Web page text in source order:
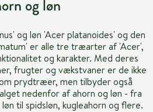
og løn
og løn 'Acer platanoides' og den
er alle tre træarter af 'Acer',
og karakter. Med deres
frugter og vækstvaner er de ikke
prydtræer, men tilbyder også
nedenfor af ahorn og løn - fra
til spidsløn, kugleahorn og flere.